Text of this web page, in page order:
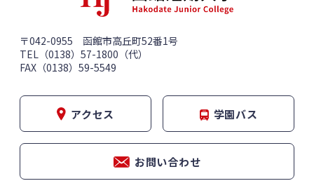
〒042-0955 函館市高丘町52番1号
TEL（0138）57-1800（代）
FAX（0138）59-5549
アクセス 学園バス
お問い合わせ